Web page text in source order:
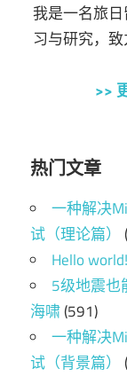
我是一名旅
习与研究，
>>
热门文章
一种解决
试（理论篇）
Hello
5级地震
海啸(591)
一种解决
试（背景篇）